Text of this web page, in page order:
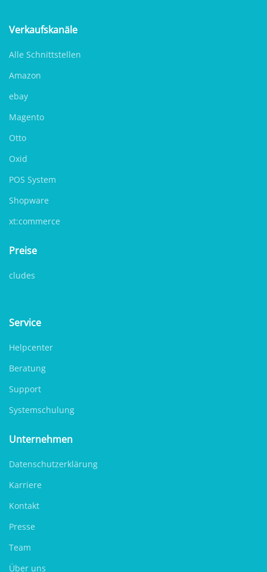
Verkaufskanäle
Alle Schnittstellen
Amazon
ebay
Magento
Otto
Oxid
POS System
Shopware
xt:commerce
Preise
cludes
Service
Helpcenter
Beratung
Support
Systemschulung
Unternehmen
Datenschutzerklärung
Karriere
Kontakt
Presse
Team
Über uns